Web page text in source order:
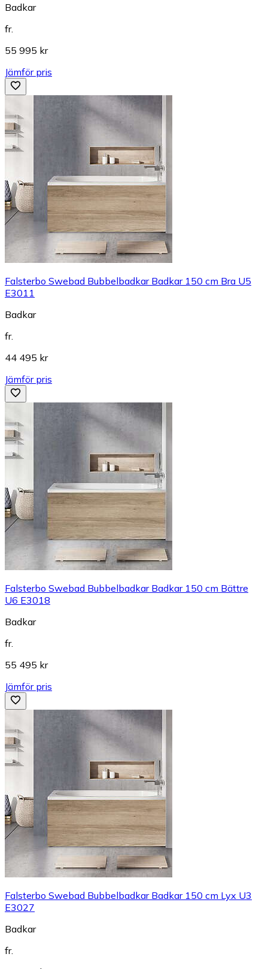
Badkar
fr.
55 995 kr
Jämför pris
Falsterbo Swebad Bubbelbadkar Badkar 150 cm Bra U5
E3011
Badkar
fr.
44 495 kr
Jämför pris
Falsterbo Swebad Bubbelbadkar Badkar 150 cm Bättre
U6 E3018
Badkar
fr.
55 495 kr
Jämför pris
Falsterbo Swebad Bubbelbadkar Badkar 150 cm Lyx U3
E3027
Badkar
fr.